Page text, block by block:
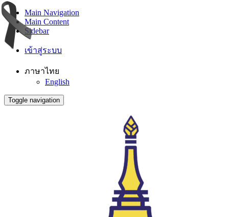
Main Navigation
Main Content
Sidebar
เข้าสู่ระบบ
ภาษาไทย
English
Toggle navigation